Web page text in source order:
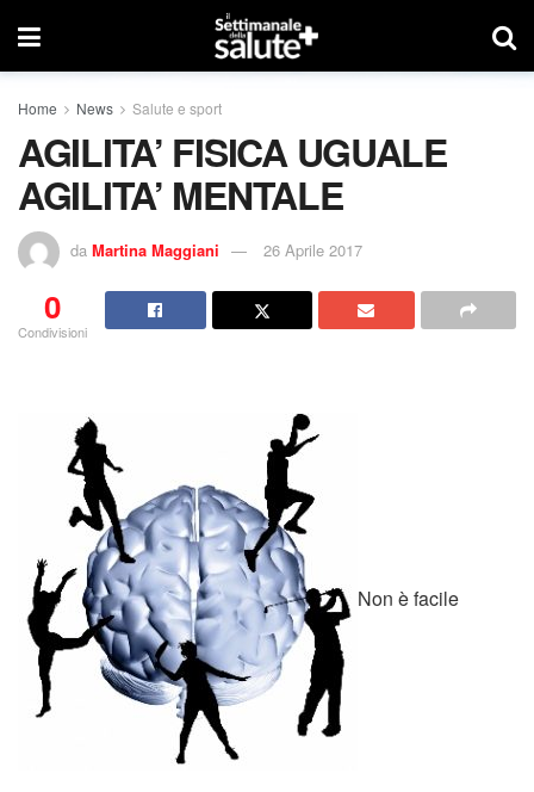
Home News Salute e sport
AGILITA’ FISICA UGUALE
AGILITA’ MENTALE
da Martina Maggiani 26 Aprile 2017
0
Condivisioni
Non è facile